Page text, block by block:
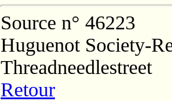
Source n° 46223
Huguenot Society-
Threadneedlestreet
Retour